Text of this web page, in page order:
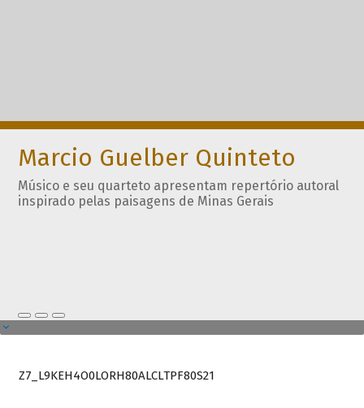
Marcio Guelber Quinteto
Músico e seu quarteto apresentam repertório autoral
inspirado pelas paisagens de Minas Gerais
Z7_L9KEH4O0LORH80ALCLTPF80S21